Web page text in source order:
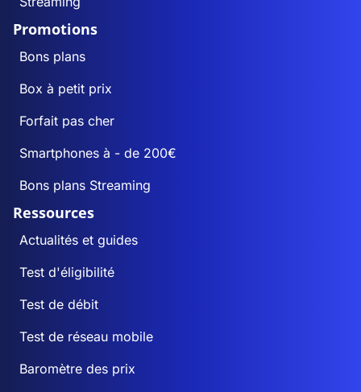
Promotions
Bons plans
Box à petit prix
Forfait pas cher
Smartphones à - de 200€
Bons plans Streaming
Ressources
Actualités et guides
Test d'éligibilité
Test de débit
Test de réseau mobile
Baromètre des prix